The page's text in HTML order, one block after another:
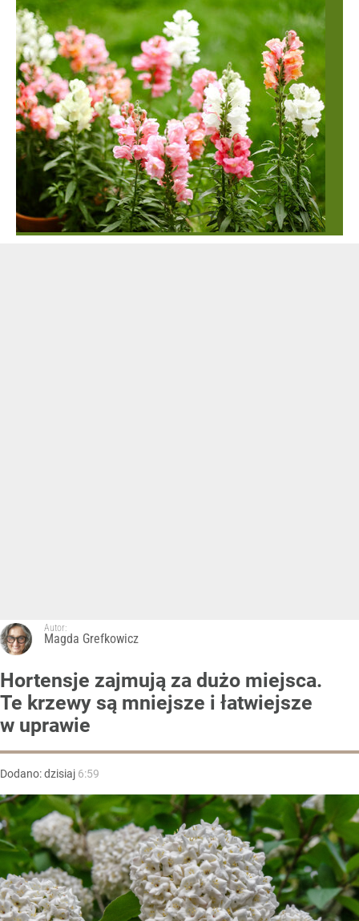
Autor:
Magda Grefkowicz
Hortensje zajmują za dużo miejsca.
Te krzewy są mniejsze i łatwiejsze
w uprawie
Dodano:dzisiaj 6:59